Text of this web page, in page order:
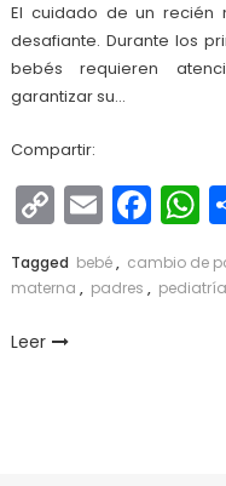
El cuidado de un recién
desafiante. Durante los
bebés requieren
garantizar su…
Compartir:
Copy
Link
Email
Tagged bebé, cambio de
materna , padres , pediatría
Leer